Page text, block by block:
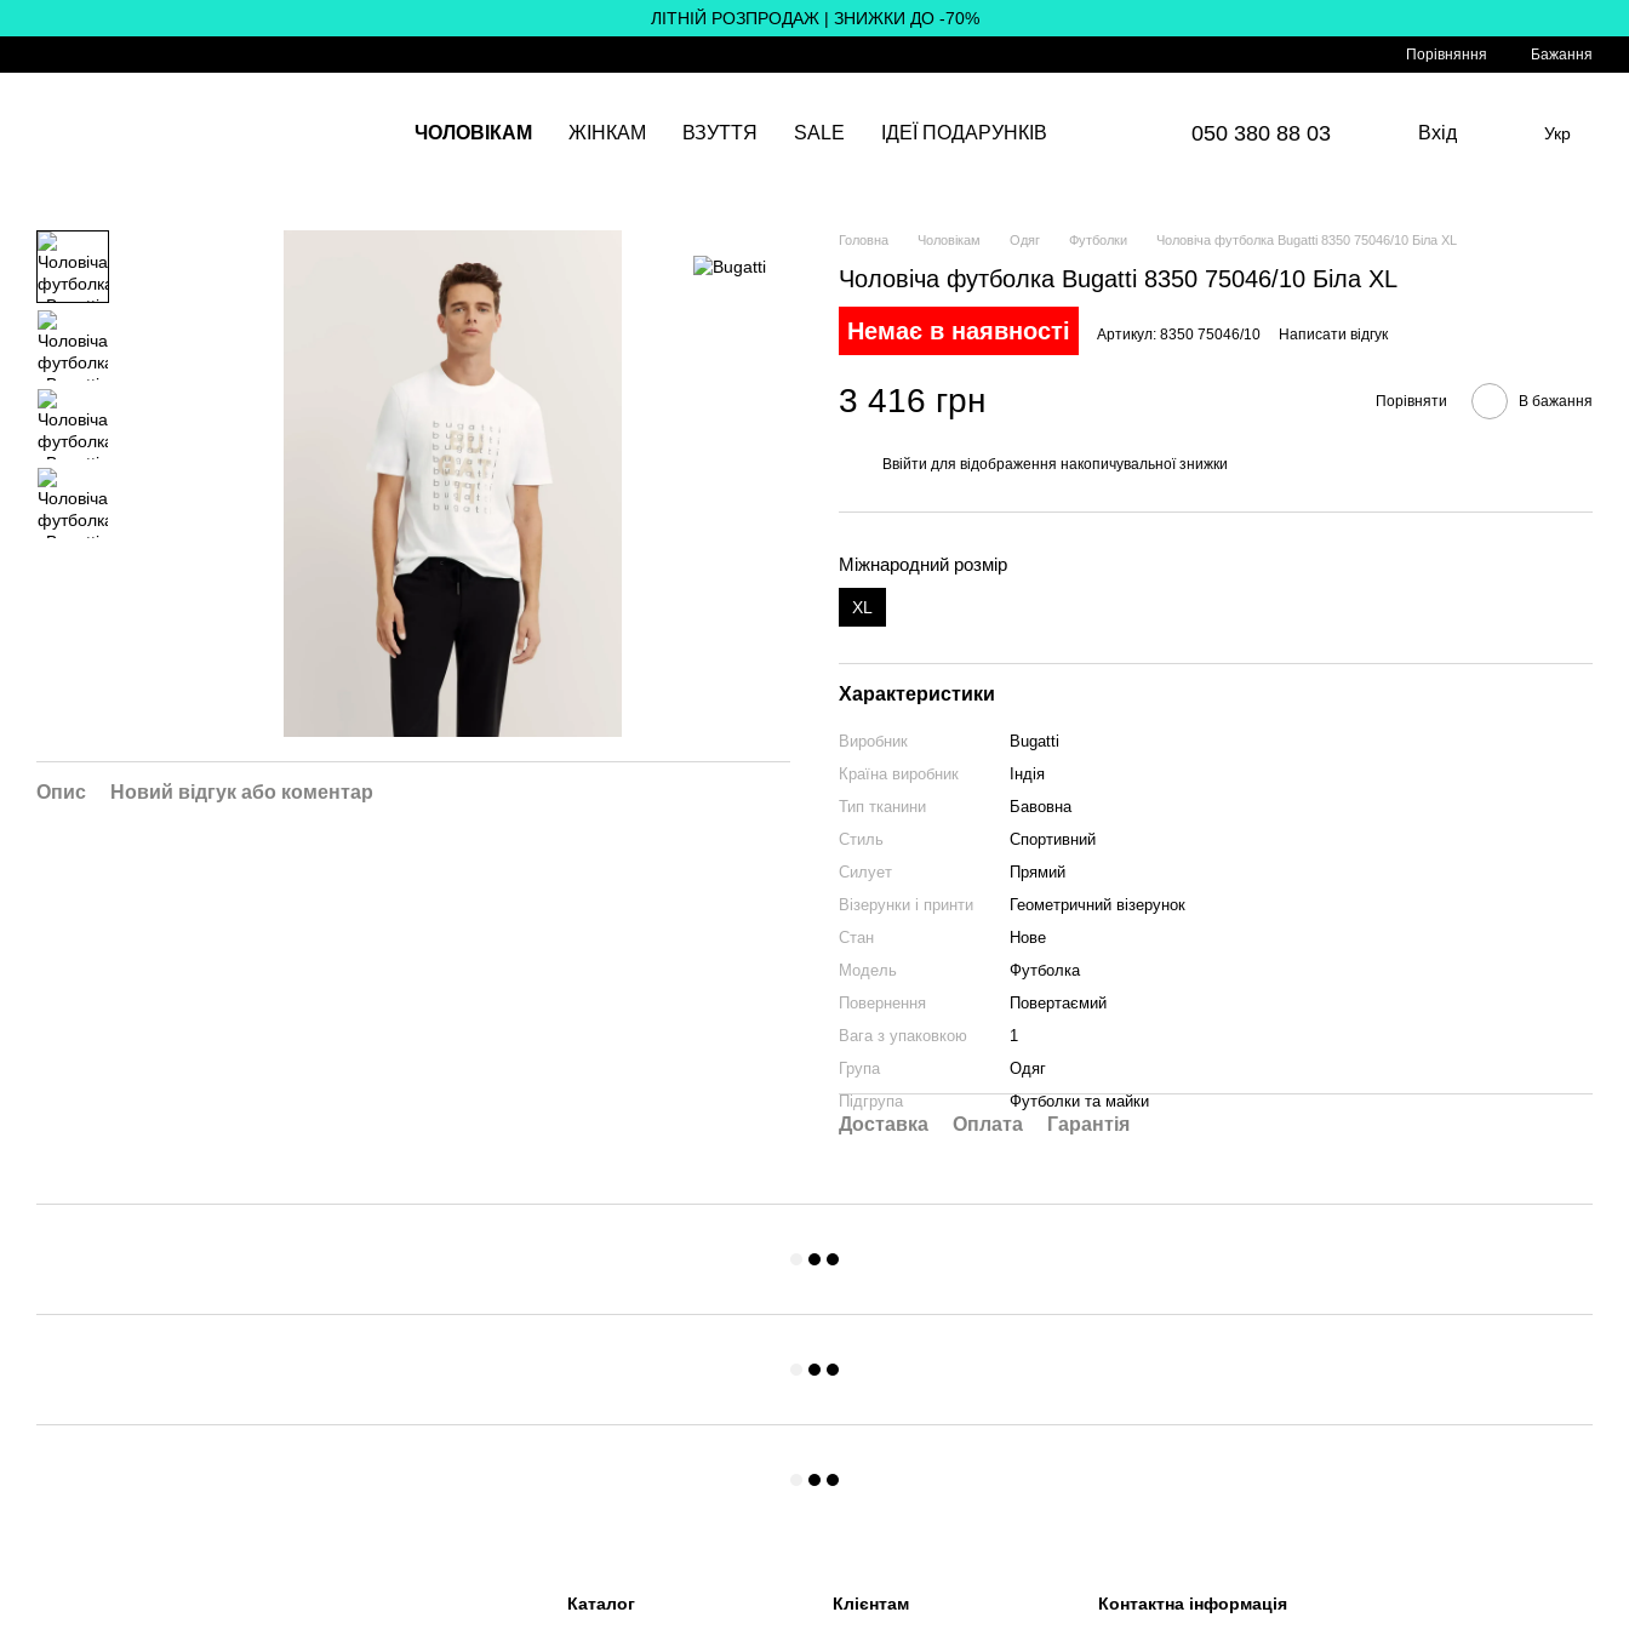
ЛІТНІЙ РОЗПРОДАЖ | ЗНИЖКИ ДО -70%
Порівняння Бажання
ЧОЛОВІКАМ ЖІНКАМ ВЗУТТЯ SALE ІДЕЇ ПОДАРУНКІВ 050 380 88 03 Вхід Укр
Опис Новий відгук або коментар
Головна Чоловікам Одяг Футболки Чоловіча футболка Bugatti 8350 75046/10 Біла XL
Чоловіча футболка Bugatti 8350 75046/10 Біла XL
Немає в наявності
Артикул: 8350 75046/10 Написати відгук
3 416 грн Порівняти В бажання
Ввійти для відображення накопичувальної знижки
Міжнародний розмір
XL
Характеристики
Виробник
Bugatti
Країна виробник
Індія
Тип тканини
Бавовна
Cтиль
Спортивний
Силует
Прямий
Візерунки і принти
Геометричний візерунок
Стан
Нове
Модель
Футболка
Повернення
Повертаємий
Вага з упаковкою
1
Група
Одяг
Підгрупа
Футболки та майки
Доставка Оплата Гарантія
Каталог Клієнтам Контактна інформація